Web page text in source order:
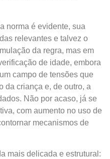
norma é evidente, sua
relevantes e talvez o
da regra, mas em
de idade, embora
campo de tensões que
da criança e, de outro, a
Não por acaso, já se
com aumento no uso de
mecanismos de
mais delicada e estrutural: